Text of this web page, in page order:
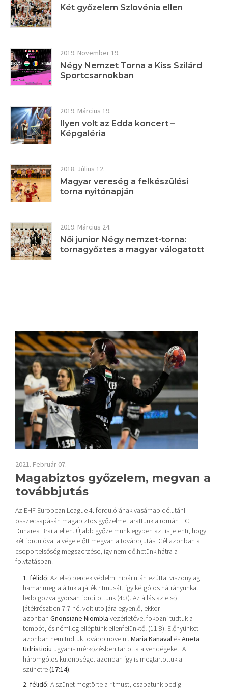
Két győzelem Szlovénia ellen
2019. November 19.
Négy Nemzet Torna a Kiss Szilárd
Sportcsarnokban
2019. Március 19.
Ilyen volt az Edda koncert –
Képgaléria
2018. Július 12.
Magyar vereség a felkészülési
torna nyitónapján
2019. Március 24.
Női junior Négy nemzet-torna:
tornagyőztes a magyar válogatott
2021. Február 07.
Magabiztos győzelem, megvan a
továbbjutás
Az EHF European League 4. fordulójának vasárnap délutáni
összecsapásán magabiztos győzelmet arattunk a román HC
Dunarea Braila ellen. Újabb győzelmünk egyben azt is jelenti, hogy
két fordulóval a vége előtt megvan a továbbjutás. Cél azonban a
csoportelsőség megszerzése, így nem dőlhetünk hátra a
folytatásban.
1. félidő: Az első percek védelmi hibái után ezúttal viszonylag
hamar megtaláltuk a játék ritmusát, így kétgólos hátrányunkat
ledolgozva gyorsan fordítottunk (4:3). Az állás az első
játékrészben 7:7-nél volt utoljára egyenlő, ekkor
azonban Gnonsiane Niombla vezérletével fokozni tudtuk a
tempót, és némileg elléptünk ellenfelünktől (11:8). Előnyünket
azonban nem tudtuk tovább növelni. Maria Kanaval ésAneta
Udristioiu ugyanis mérkőzésben tartotta a vendégeket. A
háromgólos különbséget azonban így is megtartottuk a
szünetre(17:14).
2. félidő: A szünet megtörte a ritmust, csapatunk pedig